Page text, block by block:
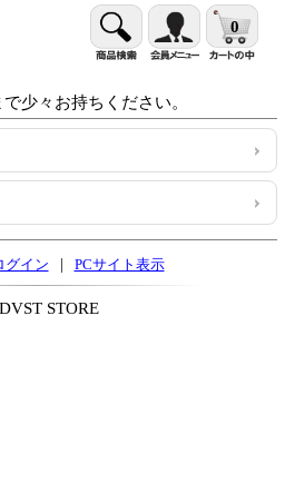
0
少々お持ちください。
グイン | PCサイト表示
STORE